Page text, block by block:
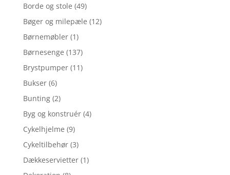
Borde og stole (49)
Bøger og milepæle (12)
Børnemøbler (1)
Børnesenge (137)
Brystpumper (11)
Bukser (6)
Bunting (2)
Byg og konstruér (4)
Cykelhjelme (9)
Cykeltilbehør (3)
Dækkeservietter (1)